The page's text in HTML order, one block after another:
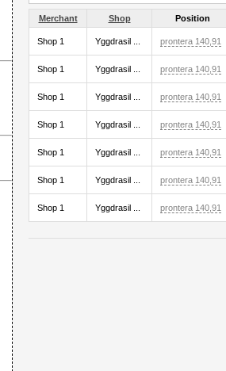
Merchant Shop Position
Shop 1 Yggdrasil ... prontera 140,91
Shop 1 Yggdrasil ... prontera 140,91
Shop 1 Yggdrasil ... prontera 140,91
Shop 1 Yggdrasil ... prontera 140,91
Shop 1 Yggdrasil ... prontera 140,91
Shop 1 Yggdrasil ... prontera 140,91
Shop 1 Yggdrasil ... prontera 140,91